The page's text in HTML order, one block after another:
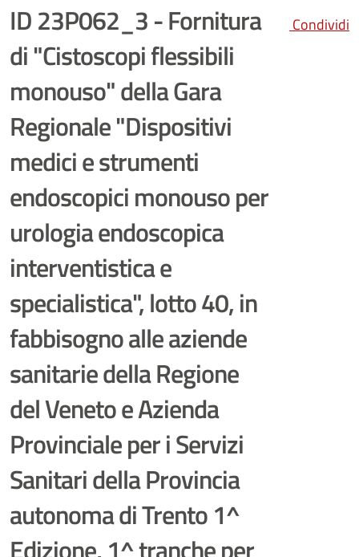
ID 23P062_3 - Fornitura
di "Cistoscopi flessibili
monouso" della Gara
Regionale "Dispositivi
medici e strumenti
endoscopici monouso per
urologia endoscopica
interventistica e
specialistica", lotto 40, in
fabbisogno alle aziende
sanitarie della Regione
del Veneto e Azienda
Provinciale per i Servizi
Sanitari della Provincia
autonoma di Trento 1^
Condividi